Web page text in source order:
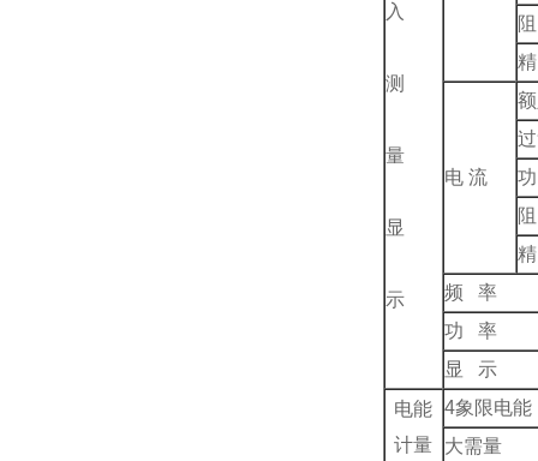
入
测
量
显
示
电 流
频 率
功 率
显 示
电能
计量
4象限电能
大需量